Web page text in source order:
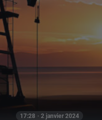
17:28 · 2 janvier 2024